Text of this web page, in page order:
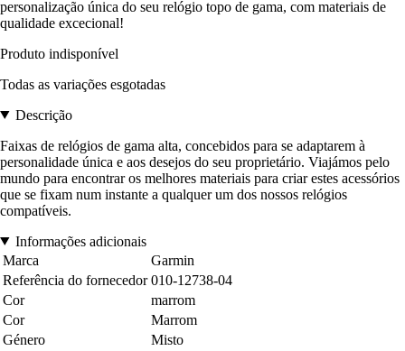
personalização única do seu relógio topo de gama, com materiais de
qualidade excecional!
Produto indisponível
Todas as variações esgotadas
Descrição
Faixas de relógios de gama alta, concebidos para se adaptarem à
personalidade única e aos desejos do seu proprietário. Viajámos pelo
mundo para encontrar os melhores materiais para criar estes acessórios
que se fixam num instante a qualquer um dos nossos relógios
compatíveis.
Informações adicionais
Marca
Garmin
Referência do fornecedor 010-12738-04
Cor
marrom
Cor
Marrom
Género
Misto